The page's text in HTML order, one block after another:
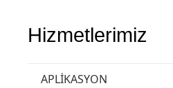
Hizmetlerimiz
APLİKASYON